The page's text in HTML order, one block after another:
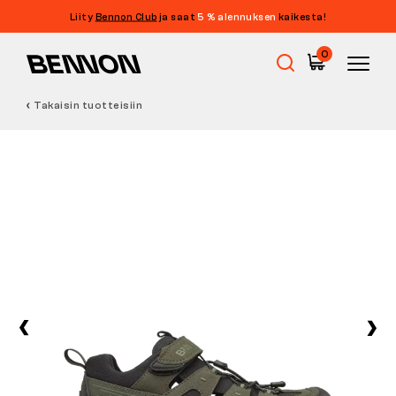
Liity Bennon Club ja saat 5 % alennuksen kaikesta!
0
Vapaa-ajan kengät
Takaisin tuotteisiin